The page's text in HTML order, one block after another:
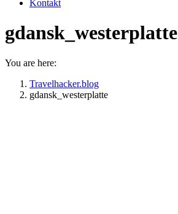
Kontakt
gdansk_westerplatte
You are here:
Travelhacker.blog
gdansk_westerplatte